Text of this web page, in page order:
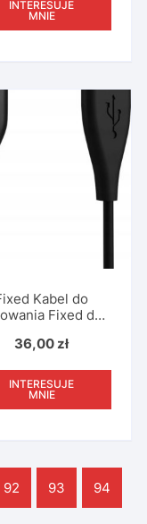
INTERESUJE
MNIE
Kabel do
Fixed do
1m
36,00zł
INTERESUJE
MNIE
92 93 94